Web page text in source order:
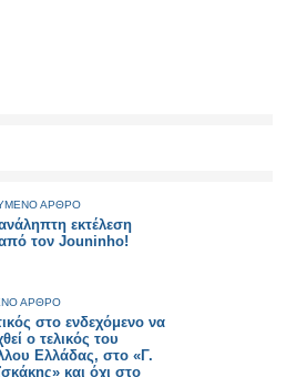
ΑΡΘΡΟ
εκτέλεση
τον Jouninho!
ΑΡΘΡΟ
στο ενδεχόμενο να
ο τελικός του
Ελλάδας, στο «Γ.
και όχι στο